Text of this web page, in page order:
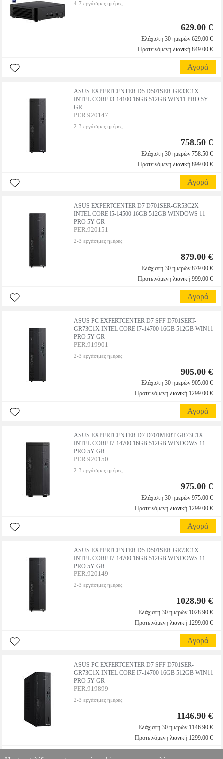
4-7 εργάσιμες ημέρες
629.00 €
Ελάχιστη 30 ημερών 629.00 €
Προτεινόμενη λιανική 849.00 €
Αγορά
ASUS EXPERTCENTER D5 D501SER-GR33C1X
INTEL CORE I3-14100 16GB 512GB WIN11 PRO 5Y
GR
PER.920147
2-3 εργάσιμες ημέρες
758.50 €
Ελάχιστη 30 ημερών 758.50 €
Προτεινόμενη λιανική 899.00 €
Αγορά
ASUS EXPERTCENTER D7 D701SER-GR53C2X
INTEL CORE I5-14500 16GB 512GB WINDOWS 11
PRO 5Y GR
PER.920151
2-3 εργάσιμες ημέρες
879.00 €
Ελάχιστη 30 ημερών 879.00 €
Προτεινόμενη λιανική 999.00 €
Αγορά
ASUS PC EXPERTCENTER D7 SFF D701SERT-
GR73C1X INTEL CORE I7-14700 16GB 512GB WIN11
PRO 5Y GR
PER.919901
2-3 εργάσιμες ημέρες
905.00 €
Ελάχιστη 30 ημερών 905.00 €
Προτεινόμενη λιανική 1299.00 €
Αγορά
ASUS EXPERTCENTER D7 D701MERT-GR73C1X
INTEL CORE I7-14700 16GB 512GB WINDOWS 11
PRO 5Y GR
PER.920150
2-3 εργάσιμες ημέρες
975.00 €
Ελάχιστη 30 ημερών 975.00 €
Προτεινόμενη λιανική 1299.00 €
Αγορά
ASUS EXPERTCENTER D5 D501SER-GR73C1X
INTEL CORE I7-14700 16GB 512GB WINDOWS 11
PRO 5Y GR
PER.920149
2-3 εργάσιμες ημέρες
1028.90 €
Ελάχιστη 30 ημερών 1028.90 €
Προτεινόμενη λιανική 1299.00 €
Αγορά
ASUS PC EXPERTCENTER D7 SFF D701SER-
GR73C1X INTEL CORE I7-14700 16GB 512GB WIN11
PRO 5Y GR
PER.919899
2-3 εργάσιμες ημέρες
1146.90 €
Ελάχιστη 30 ημερών 1146.90 €
Προτεινόμενη λιανική 1299.00 €